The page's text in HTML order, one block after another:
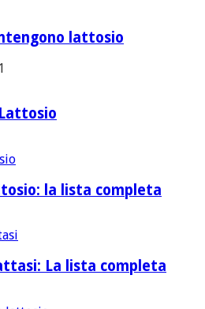
lattosio
la lista completa
La lista completa